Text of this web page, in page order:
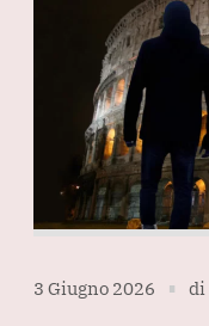
3 Giugno 2026 ∎ di